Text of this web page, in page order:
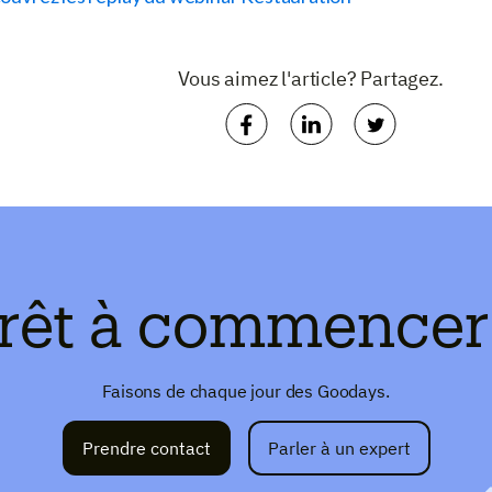
Vous aimez l'article? Partagez.
à
Faisons de chaque jour des Goodays.
Prendre contact Parler à un expert